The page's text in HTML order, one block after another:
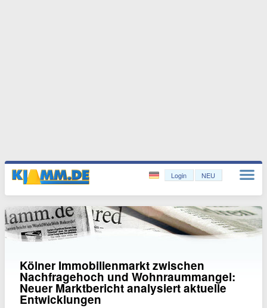
Login NEU
Kölner Immobilienmarkt zwischen
Nachfragehoch und Wohnraummangel:
Neuer Marktbericht analysiert aktuelle
Entwicklungen